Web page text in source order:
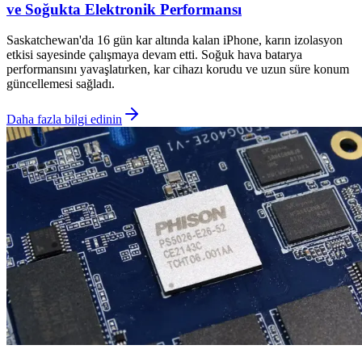
ve Soğukta Elektronik Performansı
Saskatchewan'da 16 gün kar altında kalan iPhone, karın izolasyon
etkisi sayesinde çalışmaya devam etti. Soğuk hava batarya
performansını yavaşlatırken, kar cihazı korudu ve uzun süre konum
güncellemesi sağladı.
Daha fazla bilgi edinin